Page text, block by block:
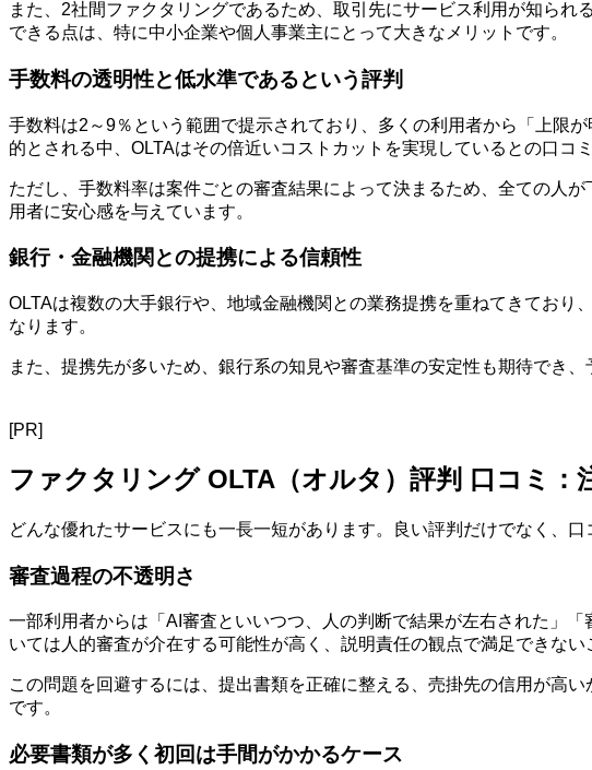
また、2社間ファクタリングであるため、取引先にサービス利用が知ら
できる点は、特に中小企業や個人事業主にとって大きなメリットです。
手数料の透明性と低水準であるという評判
手数料は2～9％という範囲で提示されており、多くの利用者から「上限
的とされる中、OLTAはその倍近いコストカットを実現しているとの口コ
ただし、手数料率は案件ごとの審査結果によって決まるため、全ての人
用者に安心感を与えています。
銀行・金融機関との提携による信頼性
OLTAは複数の大手銀行や、地域金融機関との業務提携を重ねてきてお
なります。
また、提携先が多いため、銀行系の知見や審査基準の安定性も期待でき
[PR]
ファクタリング OLTA（オルタ）評判 口コミ：
どんな優れたサービスにも一長一短があります。良い評判だけでなく、
審査過程の不透明さ
一部利用者からは「AI審査といいつつ、人の判断で結果が左右された」
いては人的審査が介在する可能性が高く、説明責任の観点で満足できない
この問題を回避するには、提出書類を正確に整える、売掛先の信用が高
です。
必要書類が多く初回は手間がかかるケース